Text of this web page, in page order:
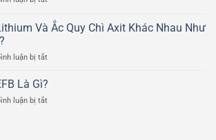
Quy
Axit
Ducati
Scrambler
Tạo
Chi
Của
Ắc
Ô
Và Ắc Quy Chì Axit Khác Nhau Như
luận bị tắt
Quy
Và
Là Gì?
luận bị tắt